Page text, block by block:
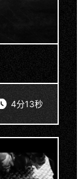
4分13秒